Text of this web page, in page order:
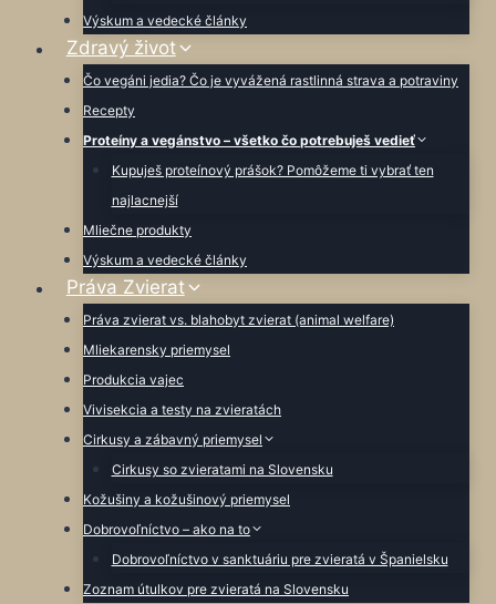
Výskum a vedecké články
Zdravý život
Čo vegáni jedia? Čo je vyvážená rastlinná strava a potraviny
Recepty
Proteíny a vegánstvo – všetko čo potrebuješ vedieť
Kupuješ proteínový prášok? Pomôžeme ti vybrať ten
najlacnejší
Mliečne produkty
Výskum a vedecké články
Práva Zvierat
Práva zvierat vs. blahobyt zvierat (animal welfare)
Mliekarensky priemysel
Produkcia vajec
Vivisekcia a testy na zvieratách
Cirkusy a zábavný priemysel
Cirkusy so zvieratami na Slovensku
Kožušiny a kožušinový priemysel
Dobrovoľníctvo – ako na to
Dobrovoľníctvo v sanktuáriu pre zvieratá v Španielsku
Zoznam útulkov pre zvieratá na Slovensku